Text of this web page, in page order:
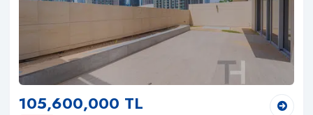
105,600,000 TL